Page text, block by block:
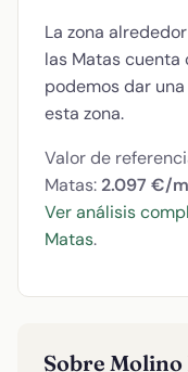
La zona
las Matas cuenta
podemos dar
esta zona.
Valor de
Matas: 2.097 €/
Ver análisis
Matas.
Sobre